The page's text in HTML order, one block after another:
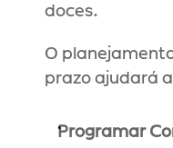
doces.
O
prazo ajudará
Programar